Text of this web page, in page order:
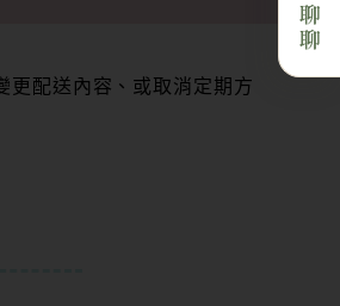
更配送內容、或取消定期方
聊聊